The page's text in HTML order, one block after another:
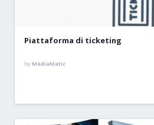
Piattaforma di ticketing
byMediaMatic